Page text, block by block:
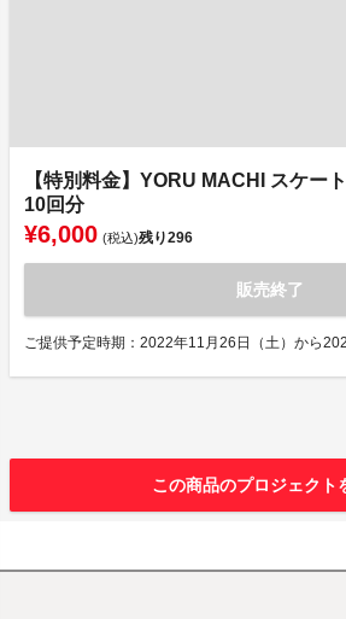
【特別料金】YORU MACHI スケー
10回分
¥6,000 (税込)残り296
販売終了
ご提供予定時期：2022年11月26日（土）から
この商品のプロジェクト